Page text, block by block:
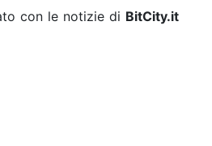
con le notizie di BitCity.it